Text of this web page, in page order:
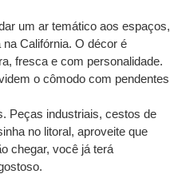
um ar temático aos espaços,
Califórnia. O décor é
fresca e com personalidade.
o cômodo com pendentes
Peças industriais, cestos de
no litoral, aproveite que
chegar, você já terá